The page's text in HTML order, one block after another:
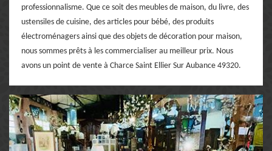
professionnalisme. Que ce soit des meubles de maison, du livre, des
ustensiles de cuisine, des articles pour bébé, des produits
électroménagers ainsi que des objets de décoration pour maison,
nous sommes prêts à les commercialiser au meilleur prix. Nous
avons un point de vente à Charce Saint Ellier Sur Aubance 49320.